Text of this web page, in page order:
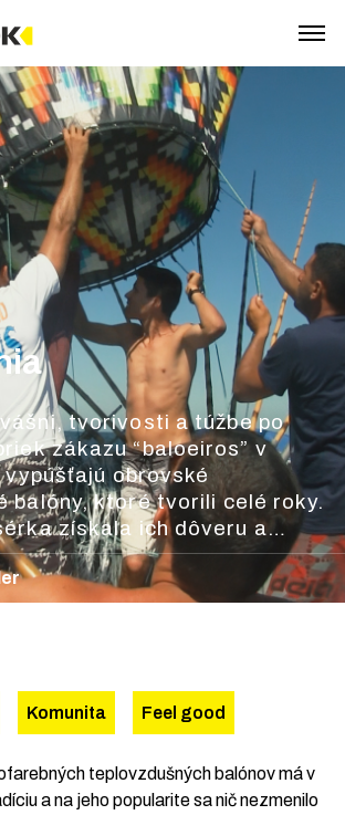
tvorivosti a túžbe po
zákazu “baloeiros” v
obrovské
balóny, ktoré tvorili celé roky.
získala ich dôveru a
pohľad do ich
sveta.
Komunita Feel good
teplovzdušných balónov má v
a na jeho popularite sa nič nezmenilo